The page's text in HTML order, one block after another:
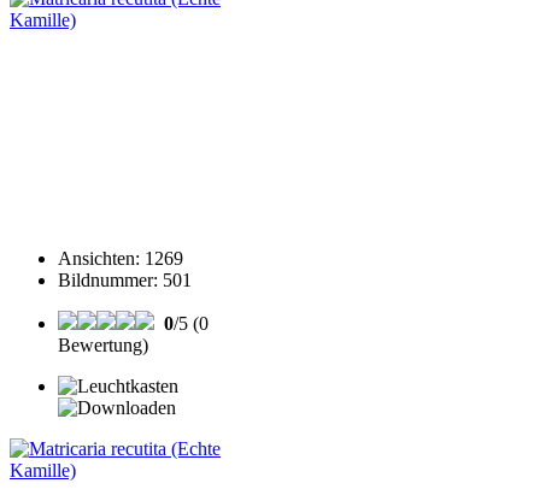
Ansichten: 1269
Bildnummer: 501
0/5 (0
Bewertung)